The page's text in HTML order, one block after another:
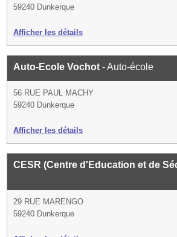
59240 Dunkerque
Afficher les détails
Auto-Ecole Vochot - Auto-école
56 RUE PAUL MACHY
59240 Dunkerque
Afficher les détails
CESR (Centre d'Education et de
29 RUE MARENGO
59240 Dunkerque